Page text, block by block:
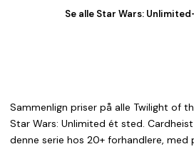
Se alle Star Wars:
Sammenlign priser på alle Twilight of
Star Wars: Unlimited ét sted.
denne serie hos 20+ forhandlere,